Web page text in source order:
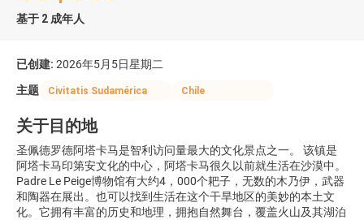
基于 2 成年人
已创建: 2026年5月5日星期二
主题
Civitatis Sudamérica Chile
关于目的地
圣佩德罗德阿塔卡马是智利访问量最大的文化景点之一。 该镇是
阿塔卡马印第安文化的中心，阿塔卡马很久以前就生活在沙漠中。
Padre Le Peige博物馆有大约4，000个耙子，无数的木乃伊，武器
和陶器在展出。也可以找到生活在这个干旱地区的美妙的本土文
化。它拥有丰富的历史和地理，拥抱自然舞台，覆盖火山及其湖泊